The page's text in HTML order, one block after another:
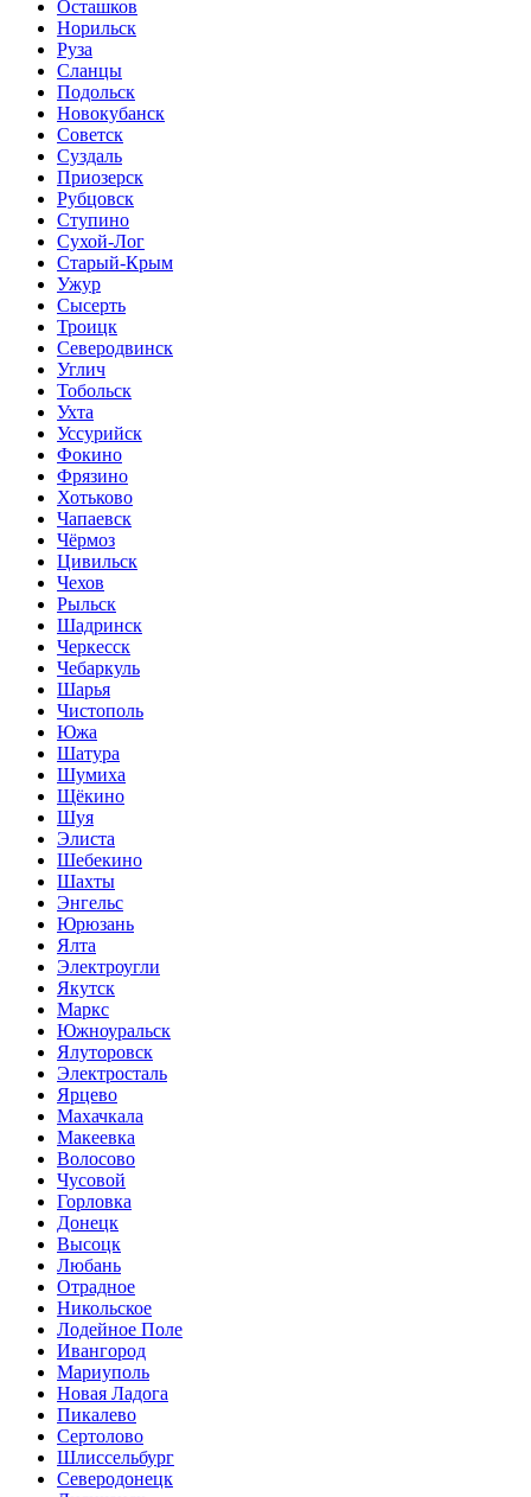
Осташков
Норильск
Руза
Сланцы
Подольск
Новокубанск
Советск
Суздаль
Приозерск
Рубцовск
Ступино
Сухой-Лог
Старый-Крым
Ужур
Сысерть
Троицк
Северодвинск
Углич
Тобольск
Ухта
Уссурийск
Фокино
Фрязино
Хотьково
Чапаевск
Чёрмоз
Цивильск
Чехов
Рыльск
Шадринск
Черкесск
Чебаркуль
Шарья
Чистополь
Южа
Шатура
Шумиха
Щёкино
Шуя
Элиста
Шебекино
Шахты
Энгельс
Юрюзань
Ялта
Электроугли
Якутск
Маркс
Южноуральск
Ялуторовск
Электросталь
Ярцево
Махачкала
Макеевка
Волосово
Чусовой
Горловка
Донецк
Высоцк
Любань
Отрадное
Никольское
Лодейное Поле
Ивангород
Мариуполь
Новая Ладога
Пикалево
Сертолово
Шлиссельбург
Северодонецк